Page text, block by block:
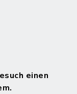
einen